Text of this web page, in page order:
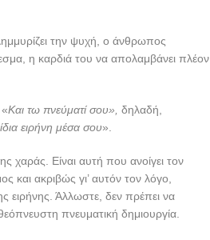
την ψυχή, ο άνθρωπος
η καρδιά του να απολαμβάνει πλέον
Και τω πνεύματί σου», δηλαδή,
ειρήνη μέσα σου».
χαράς. Είναι αυτή που ανοίγει τον
και ακριβώς γι’ αυτόν τον λόγο,
ειρήνης. Άλλωστε, δεν πρέπει να
πνευματική δημιουργία.